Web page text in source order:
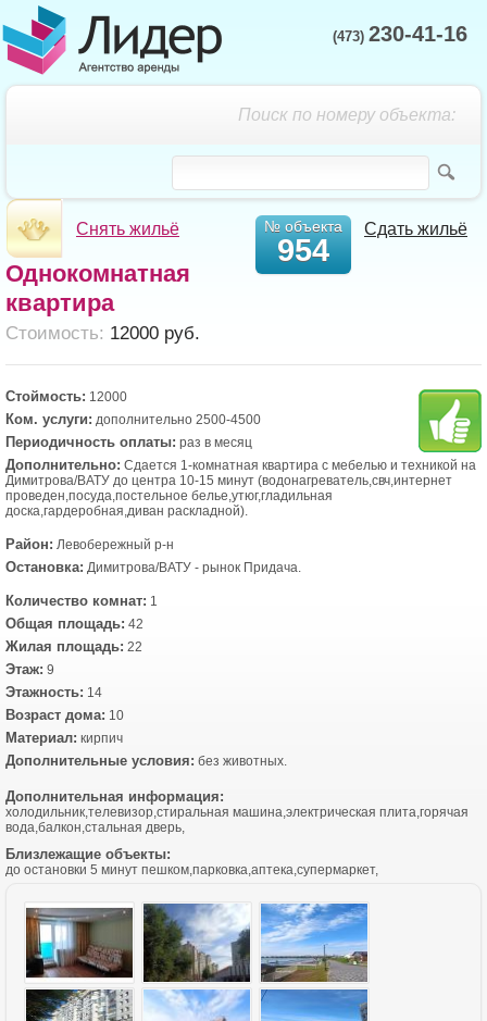
(473) 230-41-16
Поиск по номеру объекта:
Снять жильё Сдать жильё
№ объекта
954
Однокомнатная
квартира
Cтоимость: 12000 руб.
Стоймость: 12000
Ком. услуги: дополнительно 2500-4500
Периодичность оплаты: раз в месяц
Дополнительно: Сдается 1-комнатная квартира с мебелью и техникой на
Димитрова/ВАТУ до центра 10-15 минут (водонагреватель,свч,интернет
проведен,посуда,постельное белье,утюг,гладильная
доска,гардеробная,диван раскладной).
Район: Левобережный р-н
Остановка: Димитрова/ВАТУ - рынок Придача.
Количество комнат: 1
Общая площадь: 42
Жилая площадь: 22
Этаж: 9
Этажность: 14
Возраст дома: 10
Материал: кирпич
Дополнительные условия: без животных.
Дополнительная информация:
холодильник,телевизор,стиральная машина,электрическая плита,горячая
вода,балкон,стальная дверь,
Близлежащие объекты:
до остановки 5 минут пешком,парковка,аптека,супермаркет,